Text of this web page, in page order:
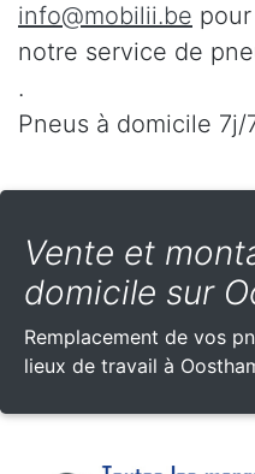
info@mobilii.be
notre service de
.
Pneus à domicile 7j/
Vente et
domicile sur
Remplacement de vos
lieux de travail à